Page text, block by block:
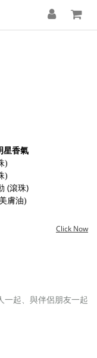
星香氣
)
)
(滾珠)
美膚油)
Click Now
一起、與伴侶朋友一起